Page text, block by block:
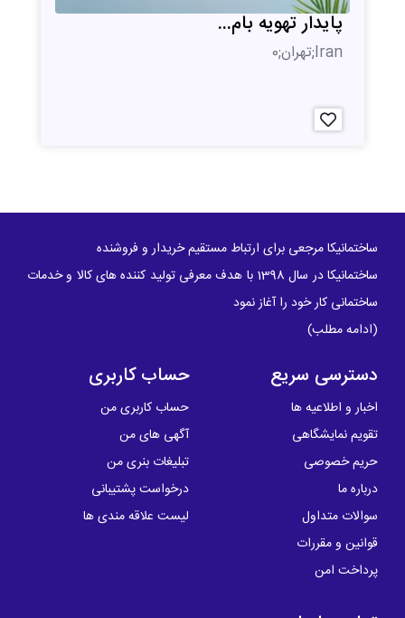
پایدار تهویه بام...
Iran;تهران;0
ساختمانیکا مرجعی برای ارتباط مستقیم خریدار و فروشنده
ساختمانیکا در سال 1398 با هدف معرفی تولید کننده های کالا و خدمات
ساختمانی کار خود را آغاز نمود
(ادامه مطلب)
دسترسی سریع
اخبار و اطلاعیه ها
تقویم نمایشگاهی
حریم خصوصی
درباره ما
سوالات متداول
قوانین و مقررات
پرداخت امن
حساب کاربری
حساب کاربری من
آگهی های من
تبلیغات بنری من
درخواست پشتیبانی
لیست علاقه مندی ها